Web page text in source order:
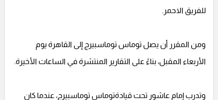
للفريق الاحمر.
ومن المقرر أن يصل توماس توماسبيرج إلى القاهرة يوم
الأربعاء المقبل، بناءً على التقارير المنتشرة في الساعات الأخيرة.
وتدرب إمام عاشور تحت قيادةتوماس توماسبيرج، عندما كان